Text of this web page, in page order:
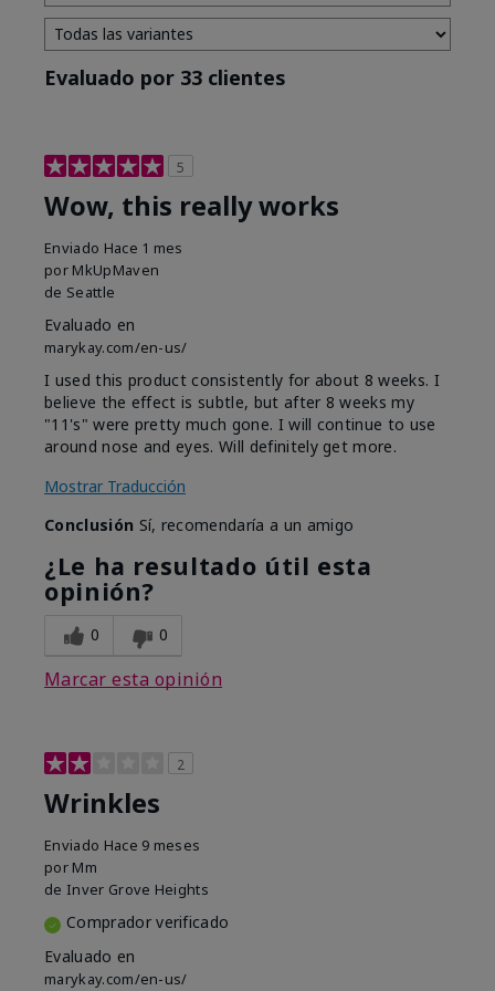
Evaluado por 33 clientes
5
Wow, this really works
Enviado Hace 1 mes
por MkUpMaven
de Seattle
Evaluado en
marykay.com/en-us/
I used this product consistently for about 8 weeks. I
believe the effect is subtle, but after 8 weeks my
"11's" were pretty much gone. I will continue to use
around nose and eyes. Will definitely get more.
Mostrar Traducción
Conclusión Sí, recomendaría a un amigo
¿Le ha resultado útil esta
opinión?
0 0
Marcar esta opinión
2
Wrinkles
Enviado Hace 9 meses
por Mm
de Inver Grove Heights
Comprador verificado
Evaluado en
marykay.com/en-us/